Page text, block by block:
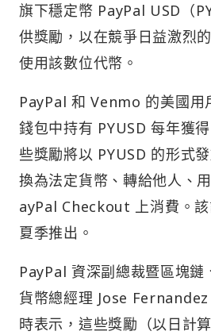
旗下穩定幣 PayPal USD（
供獎勵，以在競爭日益激烈
使用該數位代幣。
PayPal 和 Venmo 的美國用
錢包中持有 PYUSD 每年獲
些獎勵將以 PYUSD 的形式
換為法定貨幣、轉給他人、
ayPal Checkout 上消費。
夏季推出。
PayPal 資深副總裁暨區塊鏈
貨幣總經理 Jose
時表示，這些獎勵（以日計